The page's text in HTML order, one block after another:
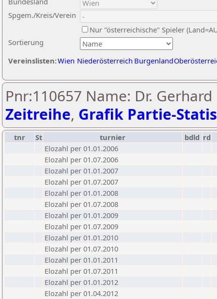
Sortierung
Spgem./Kreis/Verein
Nur "österreichische" Spieler
Vereinslisten:Wien Niederösterreich Burgenland
Pnr:110657 Name: Dr.
Zeitreihe, Grafik Partie-
tnr St turnier bdld rd
Elozahl per 01.01.2006
Elozahl per 01.07.2006
Elozahl per 01.01.2007
Elozahl per 01.07.2007
Elozahl per 01.01.2008
Elozahl per 01.07.2008
Elozahl per 01.01.2009
Elozahl per 01.07.2009
Elozahl per 01.01.2010
Elozahl per 01.07.2010
Elozahl per 01.01.2011
Elozahl per 01.07.2011
Elozahl per 01.01.2012
Elozahl per 01.04.2012